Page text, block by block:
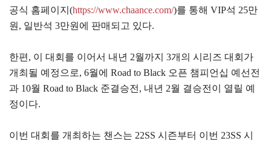
공식 홈페이지(https://www.chaance.com/)를 통해 VIP석 25만
원, 일반석 3만원에 판매되고 있다.
한편, 이 대회를 이어서 내년 2월까지 3개의 시리즈 대회가
개최될 예정으로, 6월에 Road to Black 오픈 챔피언십 예선전
과 10월 Road to Black 준결승전, 내년 2월 결승전이 열릴 예
정이다.
이번 대회를 개최하는 챈스는 22SS 시즌부터 이번 23SS 시